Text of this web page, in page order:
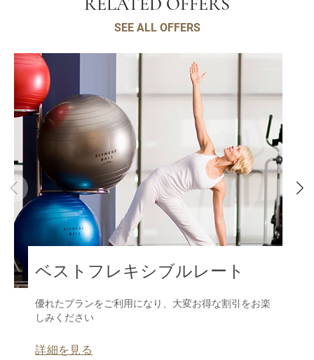
RELATED OFFERS
SEE ALL OFFERS
ベストフレキシブルレート
優れたプランをご利用になり、大変お得な割引をお楽
しみください
詳細を見る